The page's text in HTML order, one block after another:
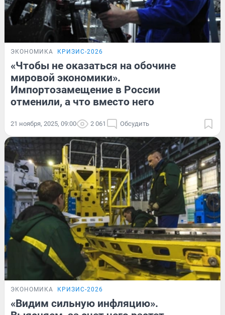
ЭКОНОМИКА КРИЗИС-2026
«Чтобы не оказаться на обочине
мировой экономики».
Импортозамещение в России
отменили, а что вместо него
21 ноября, 2025, 09:00 2 061 Обсудить
ЭКОНОМИКА КРИЗИС-2026
«Видим сильную инфляцию».